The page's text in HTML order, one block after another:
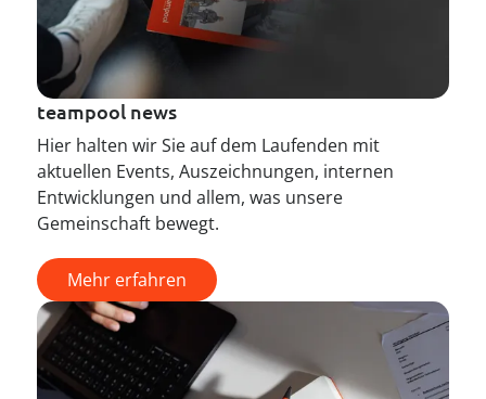
teampool news
Hier halten wir Sie auf dem Laufenden mit
aktuellen Events, Auszeichnungen, internen
Entwicklungen und allem, was unsere
Gemeinschaft bewegt.
Mehr erfahren